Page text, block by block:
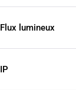
Flux lumineux
IP